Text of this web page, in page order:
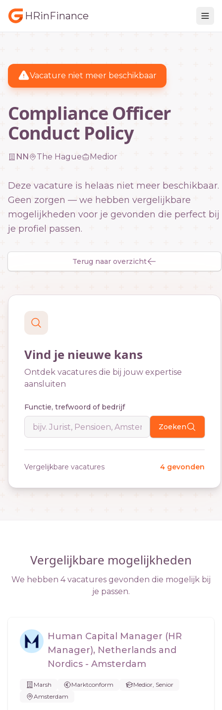
HRinFinance
Vacature niet meer beschikbaar
Compliance Officer
Conduct Policy
NN The Hague Medior
Deze vacature is helaas niet meer beschikbaar.
Geen zorgen — we hebben vergelijkbare
mogelijkheden voor je gevonden die perfect bij
je profiel passen.
Terug naar overzicht
Vind je nieuwe kans
Ontdek vacatures die bij jouw expertise
aansluiten
Functie, trefwoord of bedrijf
Zoeken
Vergelijkbare vacatures 4 gevonden
Vergelijkbare mogelijkheden
We hebben 4 vacatures gevonden die mogelijk bij
je passen.
Human Capital Manager (HR
Manager), Netherlands and
Nordics - Amsterdam
Marsh Marktconform
Medior, Senior
Amsterdam